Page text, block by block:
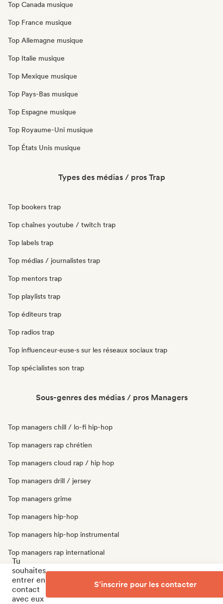
Top Canada musique
Top France musique
Top Allemagne musique
Top Italie musique
Top Mexique musique
Top Pays-Bas musique
Top Espagne musique
Top Royaume-Uni musique
Top États Unis musique
Types des médias / pros Trap
Top bookers trap
Top chaînes youtube / twitch trap
Top labels trap
Top médias / journalistes trap
Top mentors trap
Top playlists trap
Top éditeurs trap
Top radios trap
Top influenceur·euse·s sur les réseaux sociaux trap
Top spécialistes son trap
Sous-genres des médias / pros Managers
Top managers chill / lo-fi hip-hop
Top managers rap chrétien
Top managers cloud rap / hip hop
Top managers drill / jersey
Top managers grime
Top managers hip-hop
Top managers hip-hop instrumental
Top managers rap international
Top managers rap en anglais
Top managers rap francais
Tu
souhaites
entrer en
contact
avec eux
S'inscrire pour les contacter